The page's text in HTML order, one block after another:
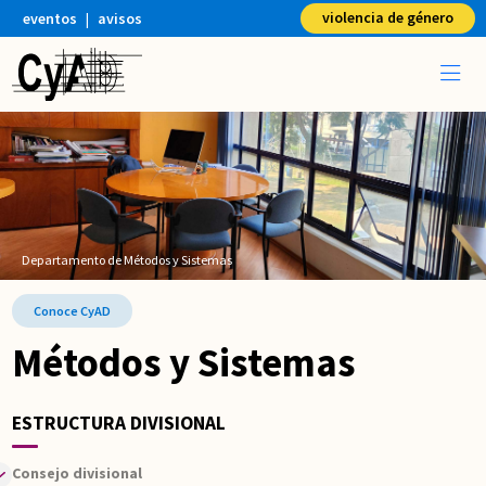
eventos | avisos violencia de género
Departamento de Métodos y Sistemas
Conoce CyAD
Métodos y Sistemas
ESTRUCTURA DIVISIONAL
Consejo divisional